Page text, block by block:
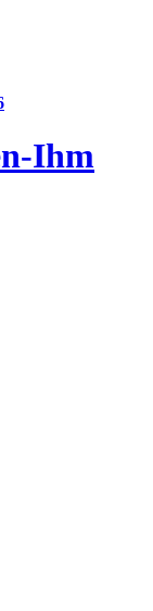
Ihm